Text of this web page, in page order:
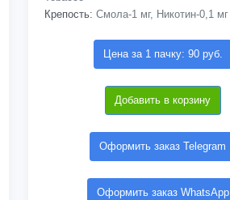
Крепость: Смола-1 мг, Никотин-0,1 мг
Цена за 1 пачку: 90 руб.
Добавить в корзину
Оформить заказ Telegram
Оформить заказ WhatsApp